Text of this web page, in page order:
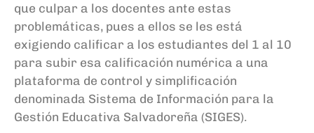
que culpar a los docentes ante estas
problemáticas, pues a ellos se les está
exigiendo calificar a los estudiantes del 1 al 10
para subir esa calificación numérica a una
plataforma de control y simplificación
denominada Sistema de Información para la
Gestión Educativa Salvadoreña (SIGES).